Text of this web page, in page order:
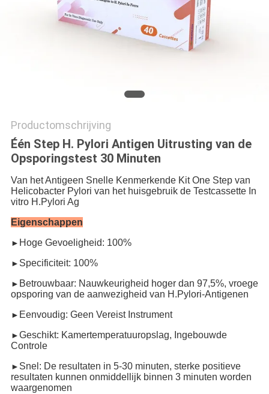
Productomschrijving
Één Step H. Pylori Antigen Uitrusting van de
Opsporingstest 30 Minuten
Van het Antigeen Snelle Kenmerkende Kit One Step van
Helicobacter Pylori van het huisgebruik de Testcassette In
vitro H.Pylori Ag
Eigenschappen
► Hoge Gevoeligheid: 100%
► Specificiteit: 100%
► Betrouwbaar: Nauwkeurigheid hoger dan 97,5%, vroege
opsporing van de aanwezigheid van H.Pylori-Antigenen
► Eenvoudig: Geen Vereist Instrument
►Geschikt: Kamertemperatuuropslag, Ingebouwde
Controle
► Snel: De resultaten in 5-30 minuten, sterke positieve
resultaten kunnen onmiddellijk binnen 3 minuten worden
waargenomen